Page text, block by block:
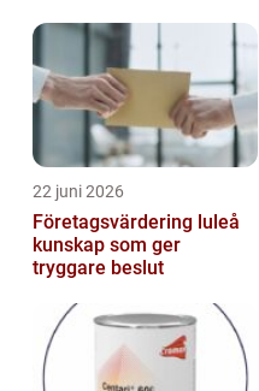
22 juni 2026
Företagsvärdering luleå
kunskap som ger
tryggare beslut